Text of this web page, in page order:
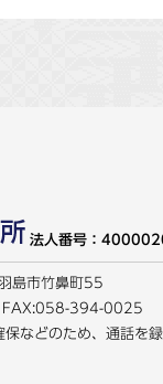
法人番号：
島市竹鼻町55
FAX:058-394-0025
などのため、通話を